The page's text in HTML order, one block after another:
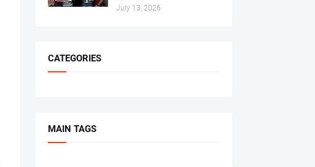
July 13, 2026
CATEGORIES
MAIN TAGS